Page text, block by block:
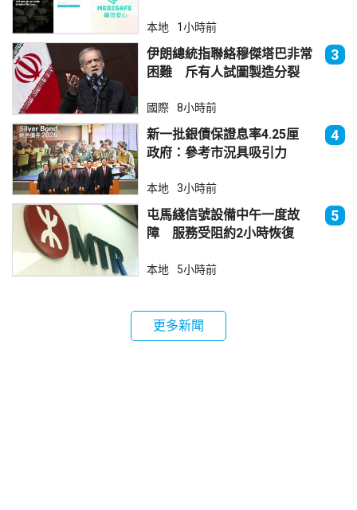
本地 1小時前
伊朗總統指聯絡穆傑塔巴非常
困難 斥有人試圖製造分裂
3
國際 8小時前
新一批銀債保證息率4.25厘
政府：參考市況具吸引力
4
本地 3小時前
屯馬綫信號設備中午一度故
障 服務受阻約2小時恢復
5
本地 5小時前
更多新聞